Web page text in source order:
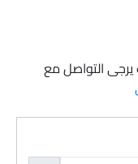
يرجى التواصل مع